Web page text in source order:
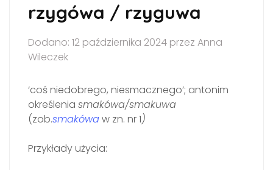
rzygówa / rzyguwa
Dodano: 12 października 2024 przez Anna
Wileczek
‘coś niedobrego, niesmacznego’; antonim
określenia smakówa/smakuwa
(zob.smakówaw zn. nr 1)
Przykłady użycia: